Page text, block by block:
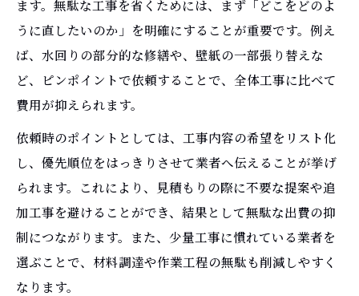
意点
リフォーム 建設業許可 不要の具体的な範囲
解説
資格や工事規模から見たリフォーム業者の
リフォームの積算で小規模工事が注意すべ
き点
割増係数を活用した少量リフォームの費用
算出法
ます。無駄な工事を省くためには、まず「どこをどのよ
うに直したいのか」を明確にすることが重要です。例え
ば、水回りの部分的な修繕や、壁紙の一部張り替えな
ど、ピンポイントで依頼することで、全体工事に比べて
費用が抑えられます。
依頼時のポイントとしては、工事内容の希望をリスト化
し、優先順位をはっきりさせて業者へ伝えることが挙げ
られます。これにより、見積もりの際に不要な提案や追
加工事を避けることができ、結果として無駄な出費の抑
制につながります。また、少量工事に慣れている業者を
選ぶことで、材料調達や作業工程の無駄も削減しやすく
なります。